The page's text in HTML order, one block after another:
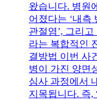
왔습니다. 병원
어졌다는 ‘내측
관절염’, 그리고
라는 복합적인
결방법 이번 사
병이 가진 양면
심사 과정에서
지목됩니다. 즉,